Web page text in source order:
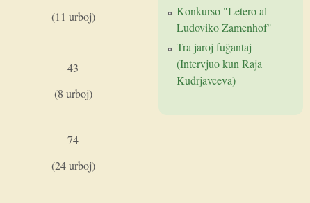
(11 urboj)
43
(8 urboj)
74
(24 urboj)
Konkurso "Letero al
Ludoviko Zamenhof"
Tra jaroj fuĝantaj
(Intervjuo kun Raja
Kudrjavceva)